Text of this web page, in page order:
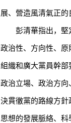
展、營造風清氣正的
彭清華指出，堅定
政治性、方向性、
組織和廣大黨員幹部
政治立場、政治方
決貫徹黨的路線方
思想的發展脈絡、科